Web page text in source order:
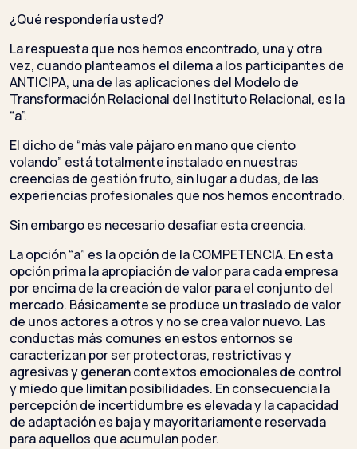
¿Qué respondería usted?
La respuesta que nos hemos encontrado, una y otra
vez, cuando planteamos el dilema a los participantes de
ANTICIPA, una de las aplicaciones del Modelo de
Transformación Relacional del Instituto Relacional, es la
“a”.
El dicho de “más vale pájaro en mano que ciento
volando” está totalmente instalado en nuestras
creencias de gestión fruto, sin lugar a dudas, de las
experiencias profesionales que nos hemos encontrado.
Sin embargo es necesario desafiar esta creencia.
La opción “a” es la opción de la COMPETENCIA. En esta
opción prima la apropiación de valor para cada empresa
por encima de la creación de valor para el conjunto del
mercado. Básicamente se produce un traslado de valor
de unos actores a otros y no se crea valor nuevo. Las
conductas más comunes en estos entornos se
caracterizan por ser protectoras, restrictivas y
agresivas y generan contextos emocionales de control
y miedo que limitan posibilidades. En consecuencia la
percepción de incertidumbre es elevada y la capacidad
de adaptación es baja y mayoritariamente reservada
para aquellos que acumulan poder.